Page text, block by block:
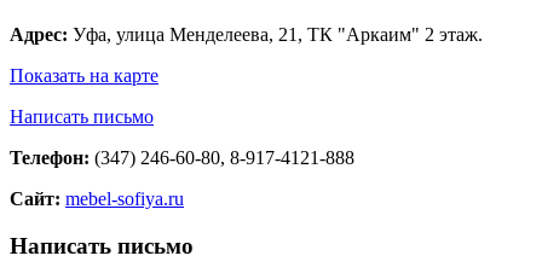
Адрес: Уфа, улица Менделеева, 21 , ТК "Аркаим" 2 этаж.
Показать на карте
Написать письмо
Телефон: (347) 246-60-80, 8-917-4121-888
Сайт: mebel-sofiya.ru
Написать письмо